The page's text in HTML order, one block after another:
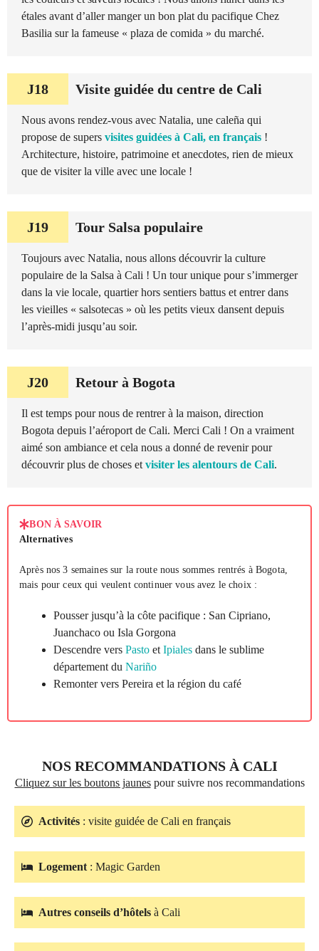
étales avant d’aller manger un bon plat du pacifique Chez
Basilia sur la fameuse « plaza de comida » du marché.
J18 Visite guidée du centre de Cali
Nous avons rendez-vous avec Natalia, une caleña qui
propose de supers visites guidées à Cali, en français !
Architecture, histoire, patrimoine et anecdotes, rien de mieux
que de visiter la ville avec une locale !
J19 Tour Salsa populaire
Toujours avec Natalia, nous allons découvrir la culture
populaire de la Salsa à Cali ! Un tour unique pour s’immerger
dans la vie locale, quartier hors sentiers battus et entrer dans
les vieilles « salsotecas » où les petits vieux dansent depuis
l’après-midi jusqu’au soir.
J20 Retour à Bogota
Il est temps pour nous de rentrer à la maison, direction
Bogota depuis l’aéroport de Cali. Merci Cali ! On a vraiment
aimé son ambiance et cela nous a donné de revenir pour
découvrir plus de choses et visiter les alentours de Cali.
BON À SAVOIR
Alternatives
Après nos 3 semaines sur la route nous sommes rentrés à Bogota,
mais pour ceux qui veulent continuer vous avez le choix :
Pousser jusqu’à la côte pacifique : San Cipriano,
Juanchaco ou Isla Gorgona
Descendre vers Pasto et Ipiales dans le sublime
département du Nariño
Remonter vers Pereira et la région du café
NOS RECOMMANDATIONS À CALI
Cliquez sur les boutons jaunespour suivre nos recommandations
Activités : visite guidée de Cali en français
Logement : Magic Garden
Autres conseils d’hôtels à Cali